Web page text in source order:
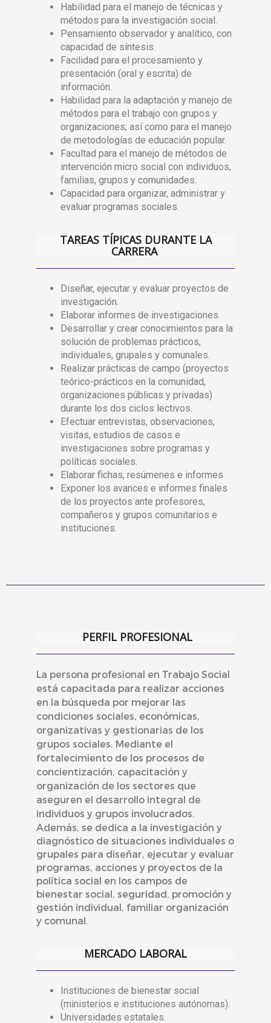
Habilidad para el manejo de técnicas y
métodos para la investigación social.
Pensamiento observador y analítico, con
capacidad de síntesis.
Facilidad para el procesamiento y
presentación (oral y escrita) de
información.
Habilidad para la adaptación y manejo de
métodos para el trabajo con grupos y
organizaciones; así como para el manejo
de metodologías de educación popular.
Facultad para el manejo de métodos de
intervención micro social con individuos,
familias, grupos y comunidades.
Capacidad para organizar, administrar y
evaluar programas sociales.
TAREAS TÍPICAS DURANTE LA
CARRERA
Diseñar, ejecutar y evaluar proyectos de
investigación.
Elaborar informes de investigaciones.
Desarrollar y crear conocimientos para la
solución de problemas prácticos,
individuales, grupales y comunales.
Realizar prácticas de campo (proyectos
teórico-prácticos en la comunidad,
organizaciones públicas y privadas)
durante los dos ciclos lectivos.
Efectuar entrevistas, observaciones,
visitas, estudios de casos e
investigaciones sobre programas y
políticas sociales.
Elaborar fichas, resúmenes e informes.
Exponer los avances e informes finales
de los proyectos ante profesores,
compañeros y grupos comunitarios e
instituciones.
PERFIL PROFESIONAL
La persona profesional en Trabajo Social
está capacitada para realizar acciones
en la búsqueda por mejorar las
condiciones sociales, económicas,
organizativas y gestionarias de los
grupos sociales. Mediante el
fortalecimiento de los procesos de
concientización, capacitación y
organización de los sectores que
aseguren el desarrollo integral de
individuos y grupos involucrados.
Además, se dedica a la investigación y
diagnóstico de situaciones individuales o
grupales para diseñar, ejecutar y evaluar
programas, acciones y proyectos de la
política social en los campos de
bienestar social, seguridad, promoción y
gestión individual, familiar organización
y comunal.
MERCADO LABORAL
Instituciones de bienestar social
(ministerios e instituciones autónomas).
Universidades estatales.